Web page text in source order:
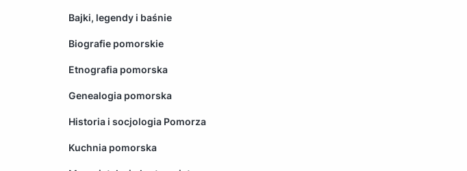
Bajki, legendy i baśnie
Biografie pomorskie
Etnografia pomorska
Genealogia pomorska
Historia i socjologia Pomorza
Kuchnia pomorska